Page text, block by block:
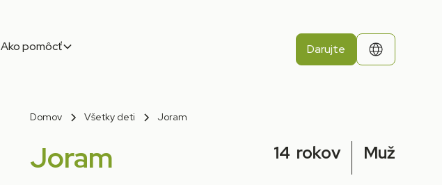
Ako pomôcť Darujte
Domov Všetky deti Joram
Joram 14 rokov Muž